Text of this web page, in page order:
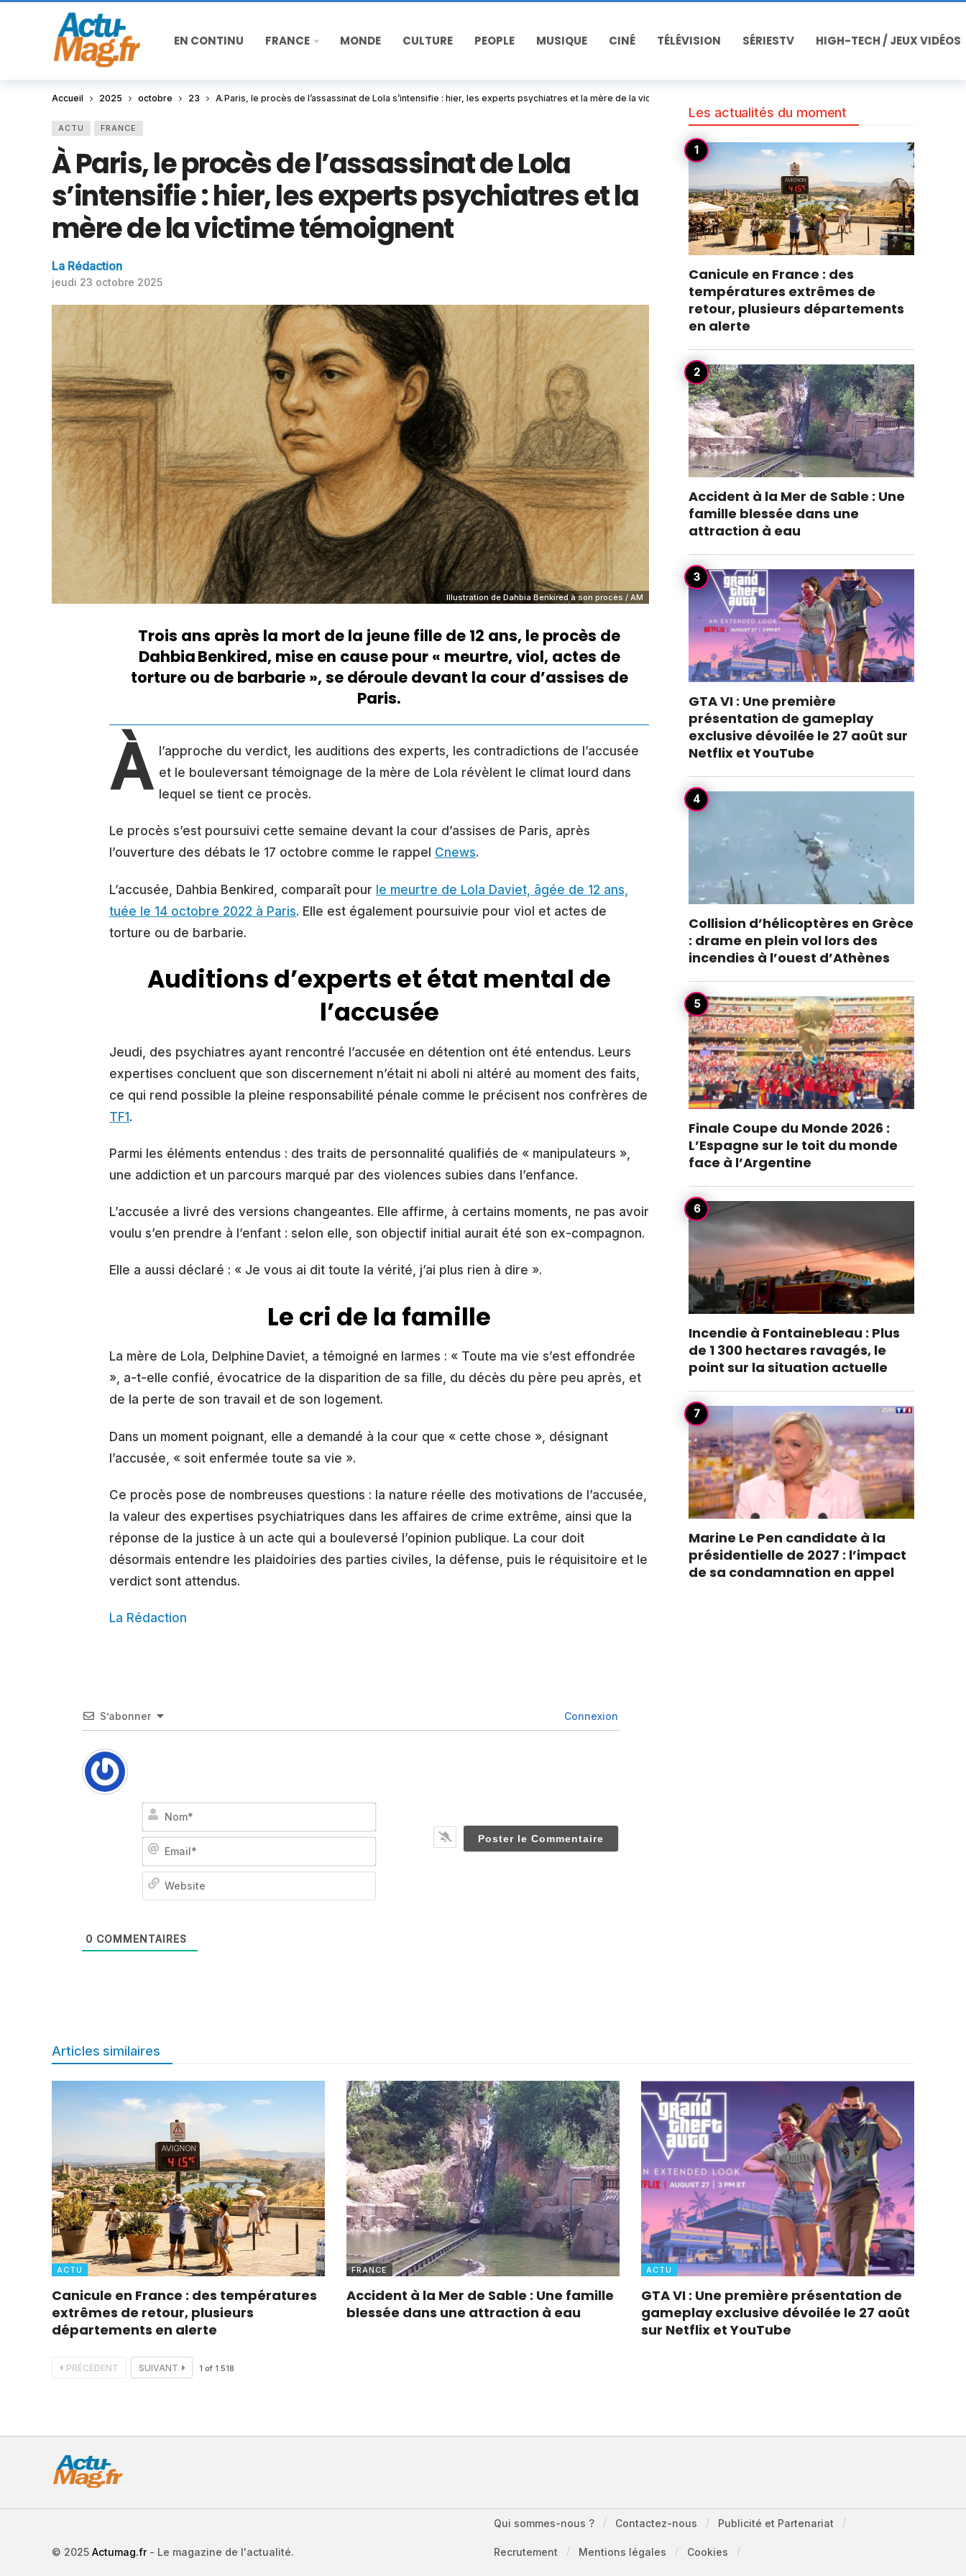
EN CONTINU FRANCE MONDE CULTURE PEOPLE MUSIQUE CINÉ TÉLÉVISION SÉRIESTV HIGH-TECH / JEUX VIDÉOS
Accueil 2025 octobre 23 À Paris, le procès de l’assassinat de Lola s’intensifie : hier, les experts psychiatres et la mère de la victime témoignent
ACTU FRANCE
À Paris, le procès de l’assassinat de Lola
s’intensifie : hier, les experts psychiatres et la
mère de la victime témoignent
La Rédaction
jeudi 23 octobre 2025
Illustration de Dahbia Benkired à son procès / AM
Trois ans après la mort de la jeune fille de 12 ans, le procès de
Dahbia Benkired, mise en cause pour « meurtre, viol, actes de
torture ou de barbarie », se déroule devant la cour d’assises de
Paris.
À
l’approche du verdict, les auditions des experts, les contradictions de l’accusée
et le bouleversant témoignage de la mère de Lola révèlent le climat lourd dans
lequel se tient ce procès.
Le procès s’est poursuivi cette semaine devant la cour d’assises de Paris, après
l’ouverture des débats le 17 octobre comme le rappel Cnews.
L’accusée, Dahbia Benkired, comparaît pour le meurtre de Lola Daviet, âgée de 12 ans,
tuée le 14 octobre 2022 à Paris. Elle est également poursuivie pour viol et actes de
torture ou de barbarie.
Auditions d’experts et état mental de
l’accusée
Jeudi, des psychiatres ayant rencontré l’accusée en détention ont été entendus. Leurs
expertises concluent que son discernement n’était ni aboli ni altéré au moment des faits,
ce qui rend possible la pleine responsabilité pénale comme le précisent nos confrères de
TF1.
Parmi les éléments entendus : des traits de personnalité qualifiés de « manipulateurs »,
une addiction et un parcours marqué par des violences subies dans l’enfance.
L’accusée a livré des versions changeantes. Elle affirme, à certains moments, ne pas avoir
voulu s’en prendre à l’enfant : selon elle, son objectif initial aurait été son ex-compagnon.
Elle a aussi déclaré : « Je vous ai dit toute la vérité, j’ai plus rien à dire ».
Le cri de la famille
La mère de Lola, Delphine Daviet, a témoigné en larmes : « Toute ma vie s’est effondrée
», a-t-elle confié, évocatrice de la disparition de sa fille, du décès du père peu après, et
de la perte de son travail et de son logement.
Dans un moment poignant, elle a demandé à la cour que « cette chose », désignant
l’accusée, « soit enfermée toute sa vie ».
Ce procès pose de nombreuses questions : la nature réelle des motivations de l’accusée,
la valeur des expertises psychiatriques dans les affaires de crime extrême, ainsi que la
réponse de la justice à un acte qui a bouleversé l’opinion publique. La cour doit
désormais entendre les plaidoiries des parties civiles, la défense, puis le réquisitoire et le
verdict sont attendus.
La Rédaction
S’abonner Connexion
Nom*
Email*
Website
0 COMMENTAIRES
Les actualités du moment
Canicule en France : des
températures extrêmes de
retour, plusieurs départements
en alerte
Accident à la Mer de Sable : Une
famille blessée dans une
attraction à eau
GTA VI : Une première
présentation de gameplay
exclusive dévoilée le 27 août sur
Netflix et YouTube
Collision d’hélicoptères en Grèce
: drame en plein vol lors des
incendies à l’ouest d’Athènes
Finale Coupe du Monde 2026 :
L’Espagne sur le toit du monde
face à l’Argentine
Incendie à Fontainebleau : Plus
de 1 300 hectares ravagés, le
point sur la situation actuelle
Marine Le Pen candidate à la
présidentielle de 2027 : l’impact
de sa condamnation en appel
Articles similaires
ACTU
Canicule en France : des températures
extrêmes de retour, plusieurs
départements en alerte
FRANCE
Accident à la Mer de Sable : Une famille
blessée dans une attraction à eau
ACTU
GTA VI : Une première présentation de
gameplay exclusive dévoilée le 27 août
sur Netflix et YouTube
PRÉCÉDENT SUIVANT 1 of 1 518
© 2025 Actumag.fr- Le magazine de l'actualité.
Qui sommes-nous ? Contactez-nous Publicité et Partenariat
Recrutement Mentions légales Cookies